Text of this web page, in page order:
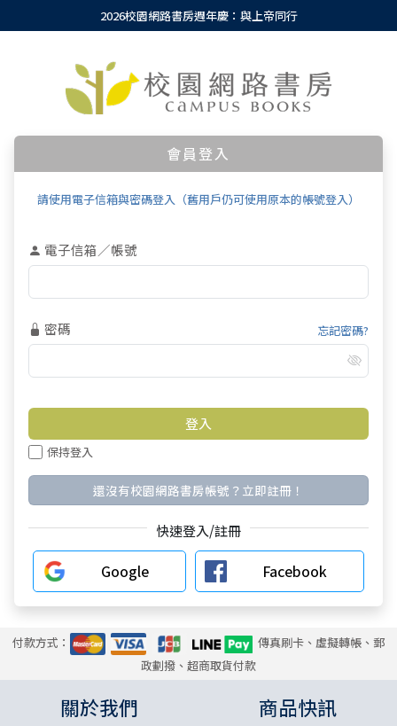
2026校園網路書房週年慶：與上帝同行
會員登入
請使用電子信箱與密碼登入（舊用戶仍可使用原本的帳號登入）
電子信箱／帳號
密碼 忘記密碼?
保持登入
還沒有校園網路書房帳號？立即註冊！
快速登入/註冊
Google Facebook
付款方式：
傳真刷卡、虛擬轉帳、郵
政劃撥、超商取貨付款
關於我們 商品快訊